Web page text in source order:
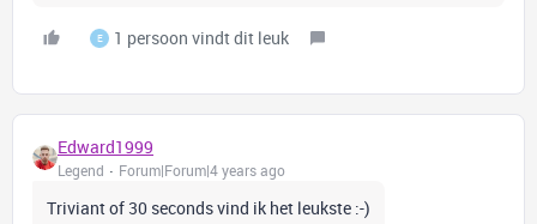
E 1 persoon vindt dit leuk
Edward1999
Legend Forum|Forum|4 years ago
Triviant of 30 seconds vind ik het leukste :-)